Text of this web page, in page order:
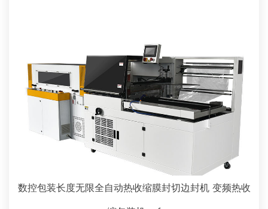
数控包装长度无限全自动热收缩膜封切边封机 变频热收